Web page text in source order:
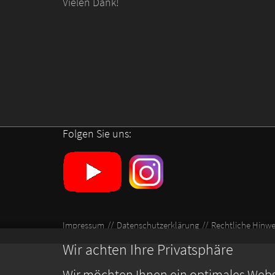
Wir achten Ihre Privatsphäre
Folgen Sie uns:
Impressum Datenschutzerklärung Rechtliche